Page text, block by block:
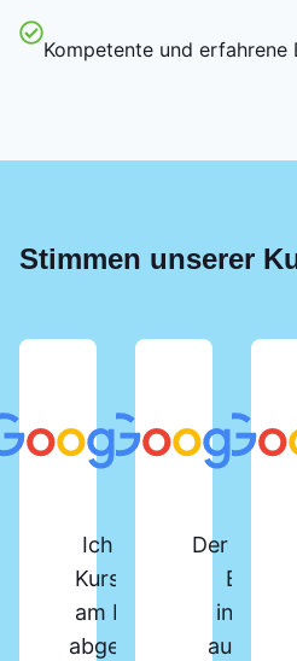
Kompetente und erfahrene
Stimmen unserer
Ich habe vor
Kurs „SPS-
am Berger
abgeschlossen. Der
Der SPS-